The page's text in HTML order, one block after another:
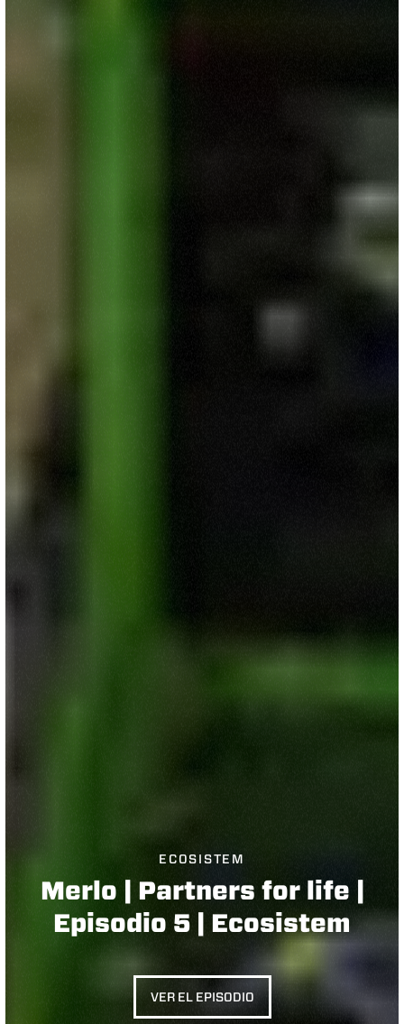
ECOSISTEM
Merlo | Partners for life |
Episodio 5 | Ecosistem
VER EL EPISODIO